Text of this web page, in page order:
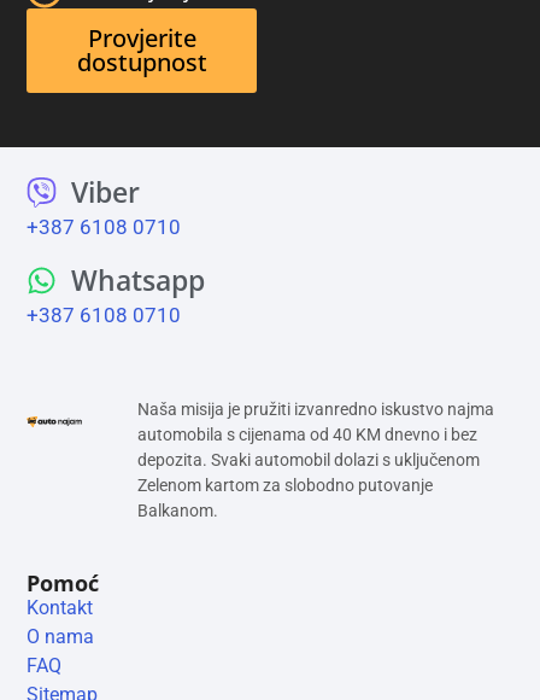
Provjerite
dostupnost
Viber
+387 6108 0710
Whatsapp
+387 6108 0710
Naša misija je pružiti izvanredno iskustvo najma
automobila s cijenama od 40 KM dnevno i bez
depozita. Svaki automobil dolazi s uključenom
Zelenom kartom za slobodno putovanje
Balkanom.
Pomoć
Kontakt
O nama
FAQ
Sitemap